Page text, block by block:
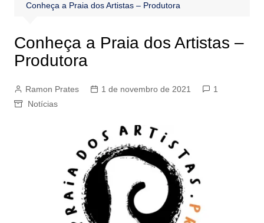
Conheça a Praia dos Artistas – Produtora
Conheça a Praia dos Artistas –
Produtora
Ramon Prates 1 de novembro de 2021
1
Notícias